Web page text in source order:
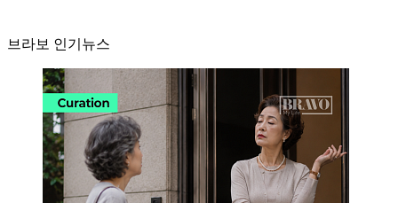
브라보 인기뉴스